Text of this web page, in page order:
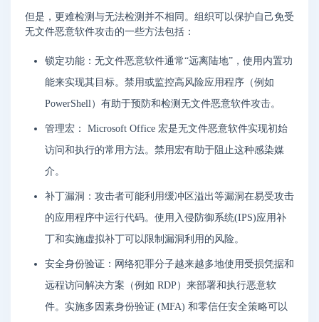
但是，更难检测与无法检测并不相同。组织可以保护自己免受
无文件恶意软件攻击的一些方法包括：
锁定功能：无文件恶意软件通常“远离陆地”，使用内置功
能来实现其目标。禁用或监控高风险应用程序（例如
PowerShell）有助于预防和检测无文件恶意软件攻击。
管理宏： Microsoft Office 宏是无文件恶意软件实现初始
访问和执行的常用方法。禁用宏有助于阻止这种感染媒
介。
补丁漏洞：攻击者可能利用缓冲区溢出等漏洞在易受攻击
的应用程序中运行代码。使用入侵防御系统(IPS)应用补
丁和实施虚拟补丁可以限制漏洞利用的风险。
安全身份验证：网络犯罪分子越来越多地使用受损凭据和
远程访问解决方案（例如 RDP）来部署和执行恶意软
件。实施多因素身份验证 (MFA) 和零信任安全策略可以